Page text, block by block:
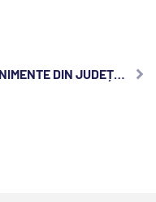
EVENIMENTE DIN JUDEȚUL CLUJ, MARȚI, 16 APRILIE 2024: